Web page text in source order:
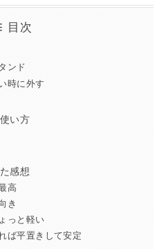
目次
ンド
時に外す
い方
感想
高
き
っと軽い
ば平置きして安定